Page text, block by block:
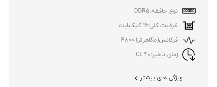
نوع حافظه:DDR5
ظرفیت کلی:16 گیگابایت
فرکانس(مگاهرتز):4800
زمان تاخیر:40 CL
ویژگی های بیشتر